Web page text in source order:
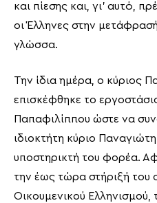
και πίεσης και, γι’ αυτό,
οι Έλληνες στην
γλώσσα.
Την ίδια ημέρα, ο κύριος
επισκέφθηκε το
Παπαφιλίππου ώστε να
ιδιοκτήτη κύριο
υποστηρικτή του φορέα.
την έως τώρα στήριξή του
Οικουμενικού